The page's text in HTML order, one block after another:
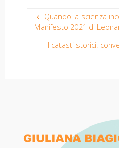
Quando la scienza
Manifesto 2021 di
I catasti storici: